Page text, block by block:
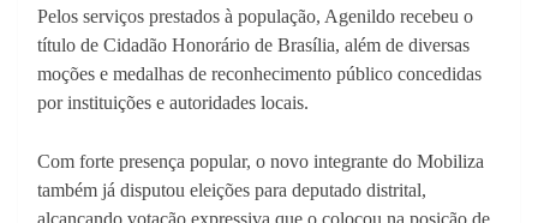
Pelos serviços prestados à população, Agenildo recebeu o
título de Cidadão Honorário de Brasília, além de diversas
moções e medalhas de reconhecimento público concedidas
por instituições e autoridades locais.
Com forte presença popular, o novo integrante do Mobiliza
também já disputou eleições para deputado distrital,